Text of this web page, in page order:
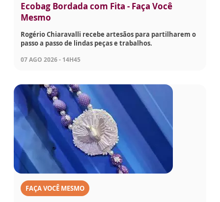
Ecobag Bordada com Fita - Faça Você
Mesmo
Rogério Chiaravalli recebe artesãos para partilharem o
passo a passo de lindas peças e trabalhos.
07 AGO 2026 - 14H45
FAÇA VOCÊ MESMO